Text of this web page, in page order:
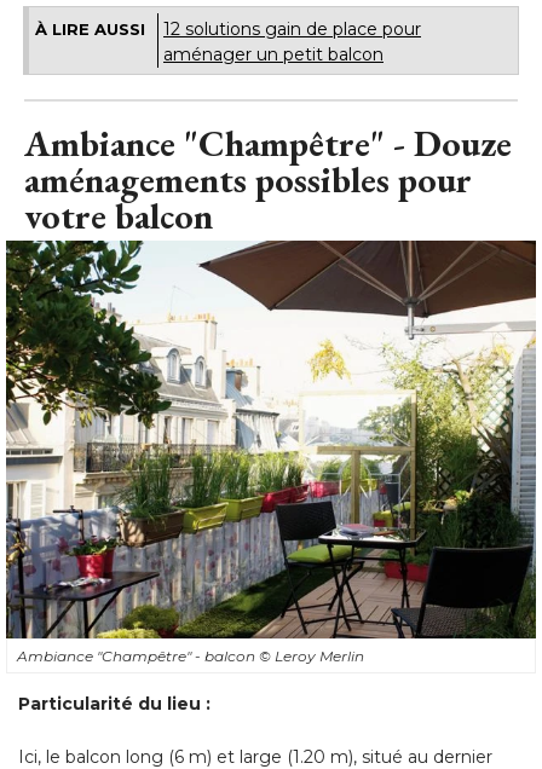
À LIRE AUSSI
12 solutions gain de place pour
aménager un petit balcon
Ambiance "Champêtre" - Douze
aménagements possibles pour
votre balcon
Ambiance "Champêtre" - balcon © Leroy Merlin
Particularité du lieu :
Ici, le balcon long (6 m) et large (1.20 m), situé au dernier